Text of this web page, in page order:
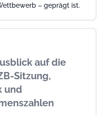
– geprägt ist.
auf die
Sitzung,
und